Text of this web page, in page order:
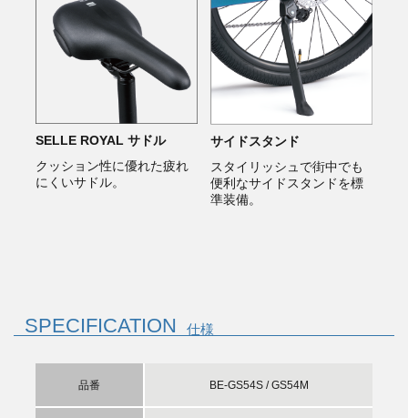
SELLE ROYAL サドル
クッション性に優れた疲れ
にくいサドル。
サイドスタンド
スタイリッシュで街中でも
便利なサイドスタンドを標
準装備。
SPECIFICATION 仕様
品番 BE-GS54S / GS54M